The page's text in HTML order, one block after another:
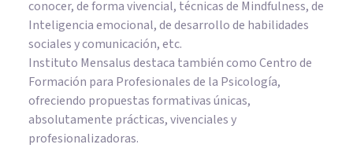
conocer, de forma vivencial, técnicas de Mindfulness, de
Inteligencia emocional, de desarrollo de habilidades
sociales y comunicación, etc.
Instituto Mensalus destaca también como Centro de
Formación para Profesionales de la Psicología,
ofreciendo propuestas formativas únicas,
absolutamente prácticas, vivenciales y
profesionalizadoras.